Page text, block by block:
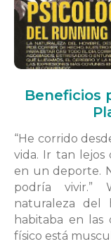
Beneficios
“He corrido
vida. Ir tan lejos
en un deporte.
podría vivir.”
naturaleza del
habitaba en las
físico está